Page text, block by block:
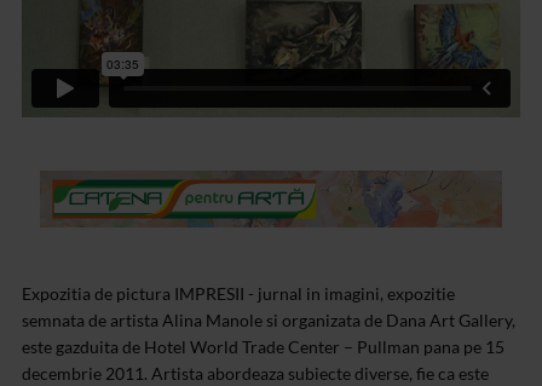
Expozitia de pictura IMPRESII - jurnal in imagini, expozitie
semnata de artista Alina Manole si organizata de Dana Art Gallery,
este gazduita de Hotel World Trade Center – Pullman pana pe 15
decembrie 2011. Artista abordeaza subiecte diverse, fie ca este